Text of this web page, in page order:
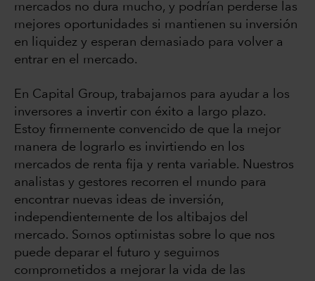
mercados no dura mucho, y podrían perderse las
mejores oportunidades si mantienen su inversión
en liquidez y esperan demasiado para volver a
entrar en el mercado.
En Capital Group, trabajamos para ayudar a los
inversores a invertir con éxito a largo plazo.
Estoy firmemente convencido de que la mejor
manera de lograrlo es invirtiendo en los
mercados de renta fija y renta variable. Nuestros
analistas y gestores recorren el mundo para
encontrar nuevas ideas de inversión,
independientemente de los altibajos del
mercado. Somos optimistas sobre lo que nos
puede deparar el futuro y seguimos
comprometidos a mejorar la vida de las